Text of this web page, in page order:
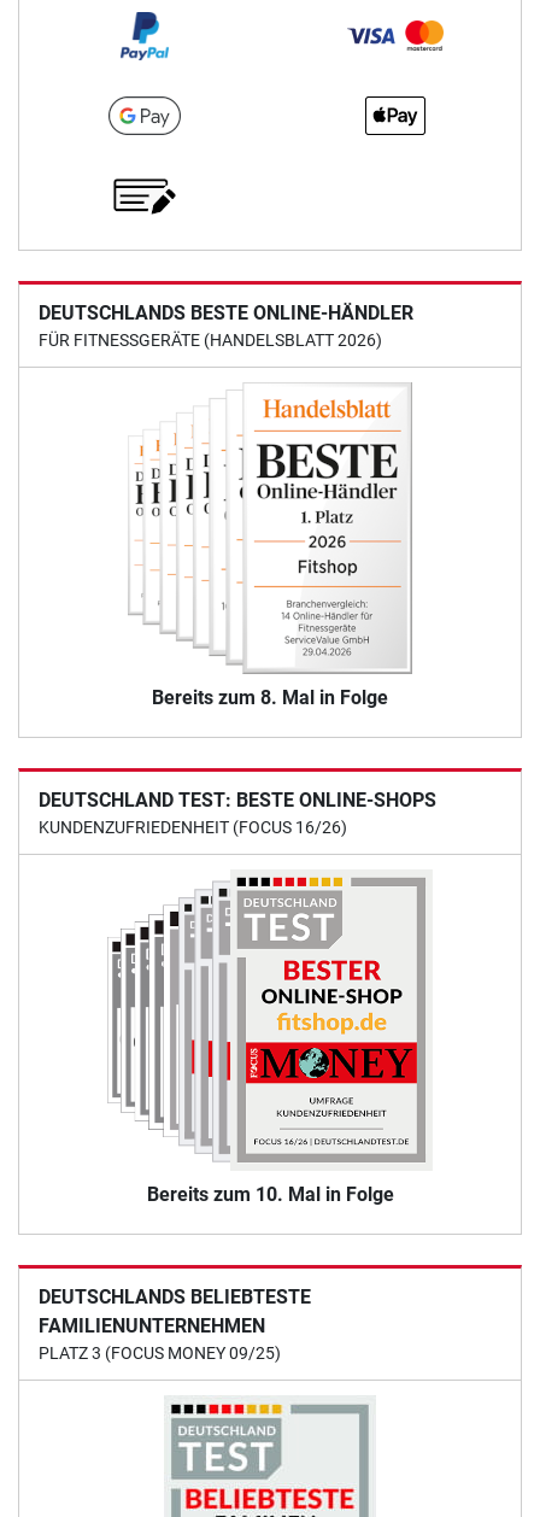
DEUTSCHLANDS BESTE ONLINE-HÄNDLER
FÜR FITNESSGERÄTE (HANDELSBLATT 2026)
Bereits zum 8. Mal in Folge
DEUTSCHLAND TEST: BESTE ONLINE-SHOPS
KUNDENZUFRIEDENHEIT (FOCUS 16/26)
Bereits zum 10. Mal in Folge
DEUTSCHLANDS BELIEBTESTE
FAMILIENUNTERNEHMEN
PLATZ 3 (FOCUS MONEY 09/25)